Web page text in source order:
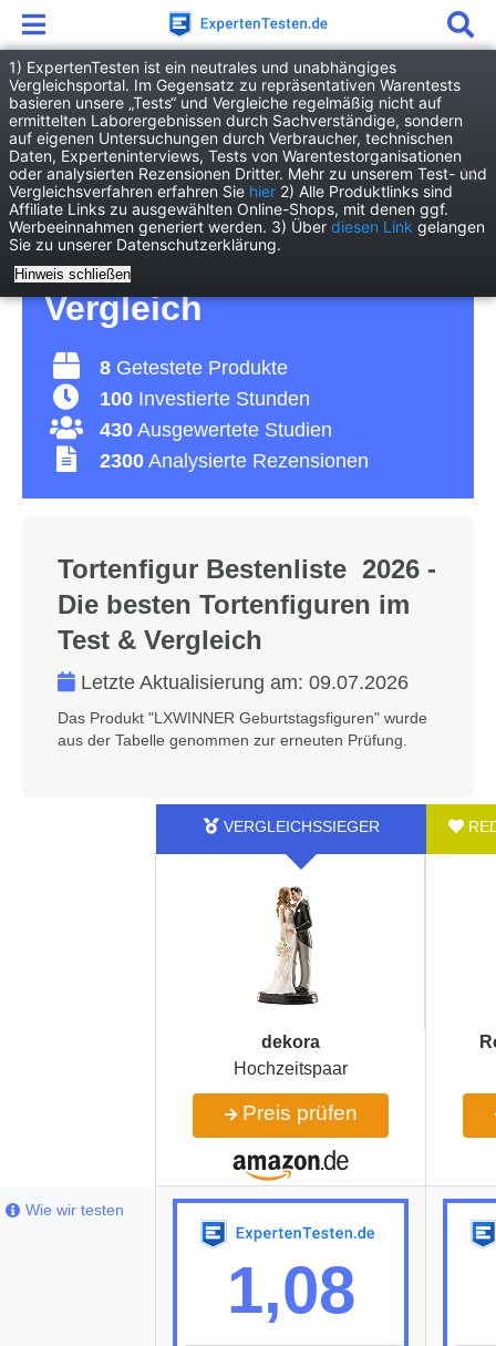
Freizeit Essen & Trinken Tortenfigur
Tortenfigur Test 2026 •
Die 8 besten
Tortenfiguren im
Vergleich
8 Getestete Produkte
100 Investierte Stunden
430 Ausgewertete Studien
2300 Analysierte Rezensionen
Tortenfigur Bestenliste 2026 -
Die besten Tortenfiguren im
Test & Vergleich
Letzte Aktualisierung am: 09.07.2026
Das Produkt "LXWINNER Geburtstagsfiguren" wurde
aus der Tabelle genommen zur erneuten Prüfung.
dekora
Hochzeitspaar
Preis prüfen
1,08
Wie wir testen
1) ExpertenTesten ist ein neutrales und unabhängiges
Vergleichsportal. Im Gegensatz zu repräsentativen Warentests
basieren unsere „Tests“ und Vergleiche regelmäßig nicht auf
ermittelten Laborergebnissen durch Sachverständige, sondern
auf eigenen Untersuchungen durch Verbraucher, technischen
Daten, Experteninterviews, Tests von Warentestorganisationen
oder analysierten Rezensionen Dritter. Mehr zu unserem Test- und
Vergleichsverfahren erfahren Sie hier 2) Alle Produktlinks sind
Affiliate Links zu ausgewählten Online-Shops, mit denen ggf.
Werbeeinnahmen generiert werden. 3) Über diesen Link gelangen
Sie zu unserer Datenschutzerklärung.
Hinweis schließen